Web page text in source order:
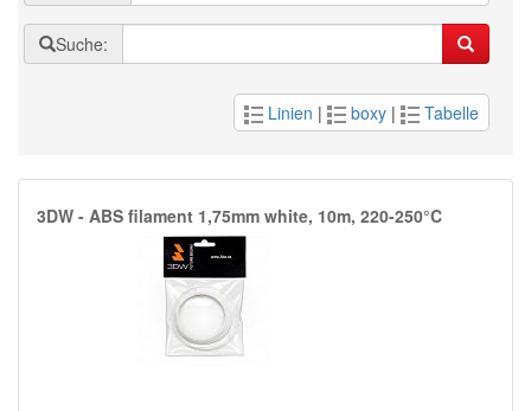
Suche:
Linien | boxy | Tabelle
3DW -​ ABS filament 1,​75mm white,​ 10m,​ 220-250°C